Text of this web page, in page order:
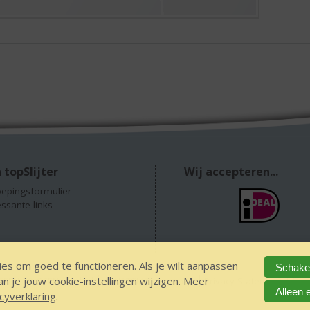
topSlijter
links
Wij accepteren...
18 GEEN alcohol IDIN/ITSME sitemap Privacy Statement
om goed te functioneren. Als je wilt aanpassen
je jouw cookie-instellingen wijzigen. Meer
. Alleen